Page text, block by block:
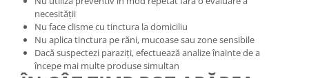
necesității
Nu face clisme cu tinctura la domiciliu
Nu aplica tinctura pe răni, mucoase sau zone sensibile
Dacă suspectezi paraziți, efectuează analize înainte de a
începe mai multe produse simultan